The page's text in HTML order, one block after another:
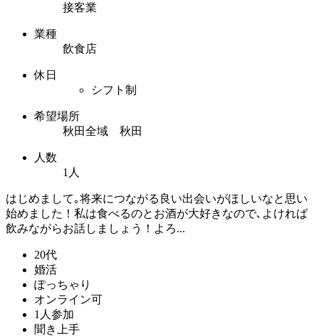
接客業
業種
飲食店
休日
シフト制
希望場所
秋田全域 秋田
人数
1人
はじめまして｡将来につながる良い出会いがほしいなと思い
始めました！私は食べるのとお酒が大好きなので､よければ
飲みながらお話しましょう！よろ...
20代
婚活
ぽっちゃり
オンライン可
1人参加
聞き上手